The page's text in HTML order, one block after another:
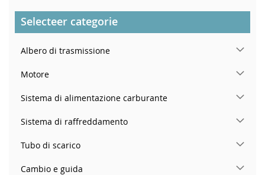
Selecteer categorie
Albero di trasmissione
Motore
Sistema di alimentazione carburante
Sistema di raffreddamento
Tubo di scarico
Cambio e guida